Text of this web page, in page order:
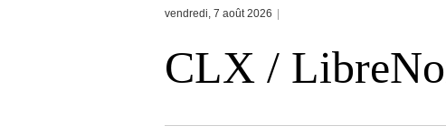
vendredi, 7 août 2026
CLX /